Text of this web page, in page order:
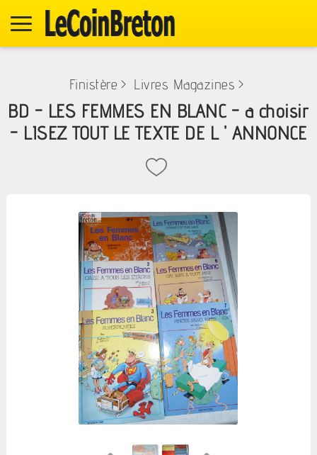
Finistère > Livres Magazines >
BD - LES FEMMES EN BLANC - a choisir
- LISEZ TOUT LE TEXTE DE L ' ANNONCE